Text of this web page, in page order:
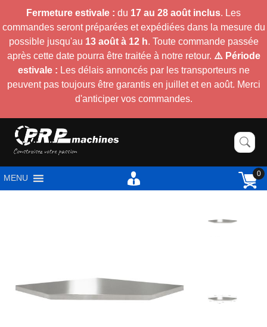
Fermeture estivale : du 17 au 28 août inclus. Les
commandes seront préparées et expédiées dans la mesure du
possible jusqu'au 13 août à 12 h. Toute commande passée
après cette date pourra être traitée à notre retour. ⚠️ Période
estivale : Les délais annoncés par les transporteurs ne
peuvent pas toujours être garantis en juillet et en août. Merci
d'anticiper vos commandes.
MENU 0